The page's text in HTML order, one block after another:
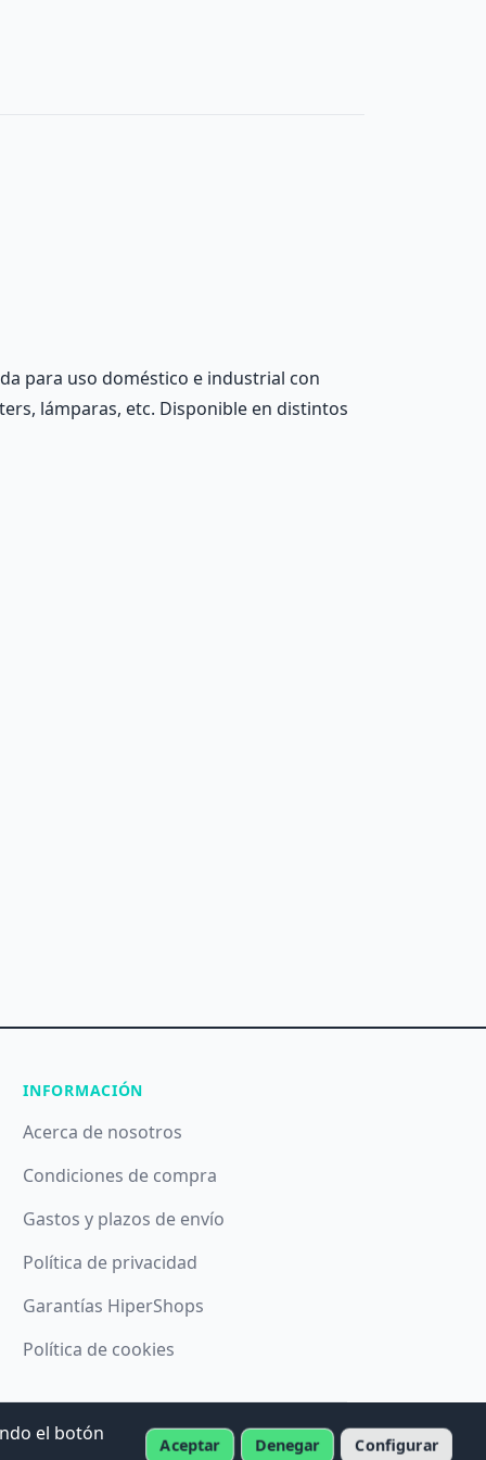
para uso doméstico e industrial con
lámparas, etc. Disponible en distintos
INFORMACIÓN
Acerca de nosotros
Condiciones de compra
Gastos y plazos de envío
Política de privacidad
Garantías HiperShops
Política de cookies
el botón
Aceptar Denegar Configurar